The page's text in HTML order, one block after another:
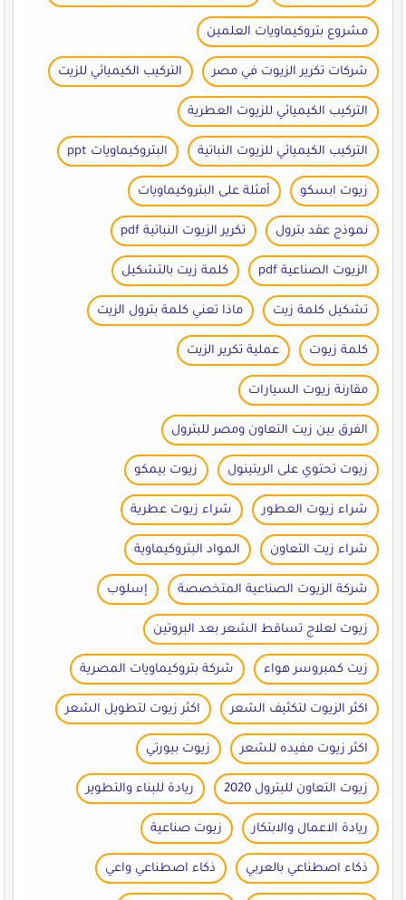
مشروع بتروكيماويات العلمين
شركات تكرير الزيوت في مصر التركيب الكيميائي للزيت
التركيب الكيميائي للزيوت العطرية
التركيب الكيميائي للزيوت النباتية البتروكيماويات ppt
زيوت ابسكو أمثلة على البتروكيماويات
نموذج عقد بترول تكرير الزيوت النباتية pdf
الزيوت الصناعية pdf كلمة زيت بالتشكيل
تشكيل كلمة زيت ماذا تعني كلمة بترول الزيت
كلمة زيوت عملية تكرير الزيت
مقارنة زيوت السيارات
الفرق بين زيت التعاون ومصر للبترول
زيوت تحتوي على الريتينول زيوت بيمكو
شراء زيوت العطور شراء زيوت عطرية
شراء زيت التعاون المواد البتروكيماوية
شركة الزيوت الصناعية المتخصصة إسلوب
زيوت لعلاج تساقط الشعر بعد البروتين
زيت كمبروسر هواء شركة بتروكيماويات المصرية
اكثر الزيوت لتكثيف الشعر اكثر زيوت لتطويل الشعر
اكثر زيوت مفيده للشعر زيوت بيورتي
زيوت التعاون للبترول 2020 ريادة للبناء والتطوير
ريادة الاعمال والابتكار زيوت صناعية
ذكاء اصطناعي بالعربي ذكاء اصطناعي واعي